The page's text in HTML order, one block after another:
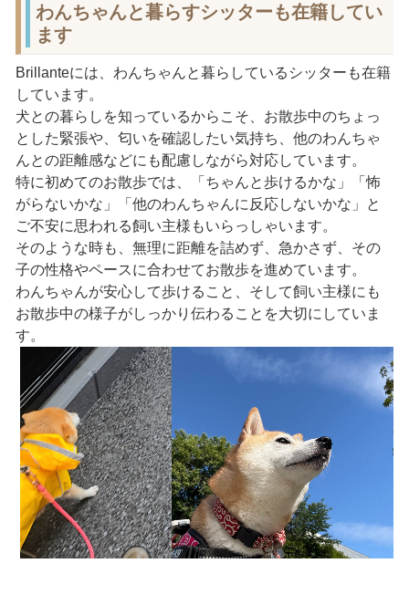
わんちゃんと暮らすシッターも在籍してい
ます
Brillanteには、わんちゃんと暮らしているシッターも在籍
しています。
犬との暮らしを知っているからこそ、お散歩中のちょっ
とした緊張や、匂いを確認したい気持ち、他のわんちゃ
んとの距離感などにも配慮しながら対応しています。
特に初めてのお散歩では、「ちゃんと歩けるかな」「怖
がらないかな」「他のわんちゃんに反応しないかな」と
ご不安に思われる飼い主様もいらっしゃいます。
そのような時も、無理に距離を詰めず、急かさず、その
子の性格やペースに合わせてお散歩を進めています。
わんちゃんが安心して歩けること、そして飼い主様にも
お散歩中の様子がしっかり伝わることを大切にしていま
す。